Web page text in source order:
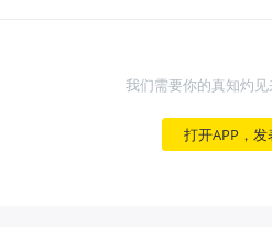
我们需要你的真知灼
打开APP，发